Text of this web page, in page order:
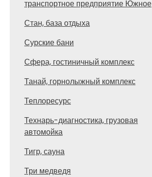
транспортное предприятие Южное
Стан, база отдыха
Сурские бани
Сфера, гостиничный комплекс
Танай, горнолыжный комплекс
Теплоресурс
Технарь-диагностика, грузовая
автомойка
Тигр, сауна
Три медведя